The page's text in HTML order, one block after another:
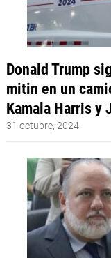
Donald Trump
mitin en un
Kamala Harris y
31 octubre, 2024